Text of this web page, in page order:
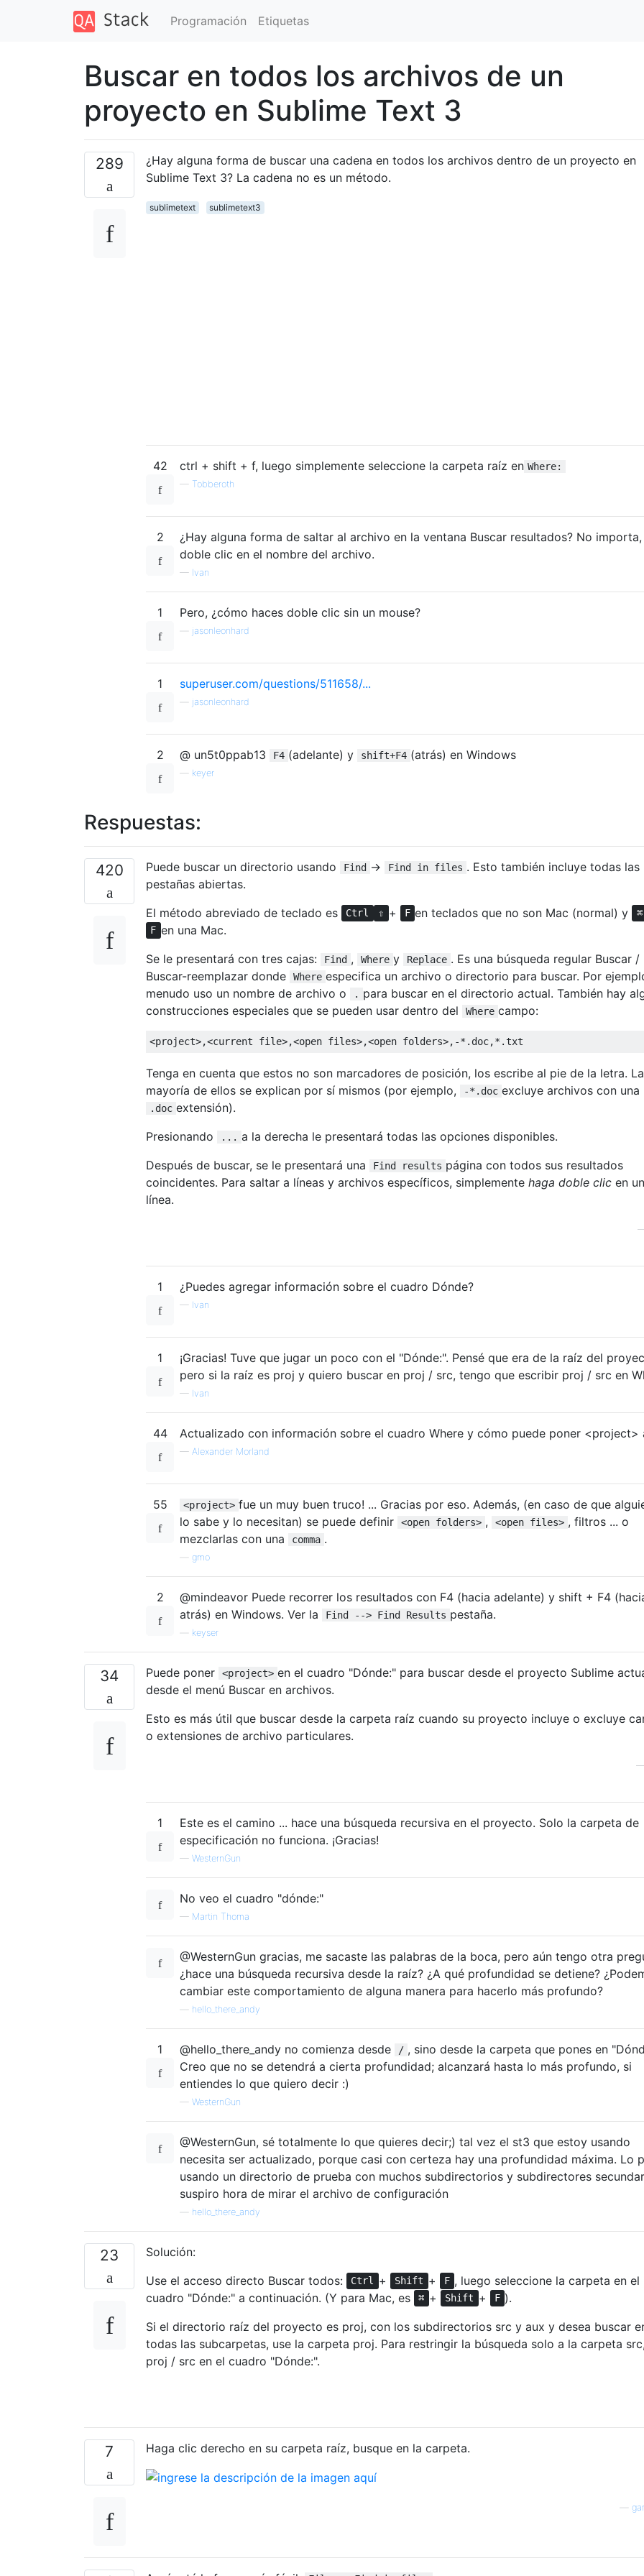
Programación Etiquetas
Buscar en todos los archivos de un
proyecto en Sublime Text 3
289
¿Hay alguna forma de buscar una cadena en todos los archivos dentro de un proyecto en
Sublime Text 3? La cadena no es un método.
sublimetext sublimetext3
42 ctrl + shift + f, luego simplemente seleccione la carpeta raíz en Where:
— Tobberoth
2
¿Hay alguna forma de saltar al archivo en la ventana Buscar resultados? No
doble clic en el nombre del archivo.
— Ivan
1 Pero, ¿cómo haces doble clic sin un mouse?
jasonleonhard
1 superuser.com/questions/511658/...
jasonleonhard
2 @ un5t0ppab13 F4 (adelante) y shift+F4 (atrás) en Windows
keyer
Respuestas:
420 Puede buscar un directorio usando Find → Find in files . Esto también incluye todas las
pestañas abiertas.
El método abreviado de teclado es
Ctrl ⇧ + F en teclados que no son Mac (normal) y
⌘
F en una Mac.
Se le presentará con tres cajas:
Find , Where y Replace . Es una búsqueda regular Buscar /
Buscar-reemplazar donde
Where especifica un archivo o directorio para buscar. Por
menudo uso un nombre de archivo o
. para buscar en el directorio actual. También hay
construcciones especiales que se pueden usar dentro del
Where campo:
Tenga en cuenta que estos no son marcadores de posición, los escribe al pie de la letra. La
mayoría de ellos se explican por sí mismos (por ejemplo,
-*.doc excluye archivos con una
.doc extensión).
Presionando
... a la derecha le presentará todas las opciones disponibles.
Después de buscar, se le presentará una
Find results página con todos sus resultados
coincidentes. Para saltar a líneas y archivos específicos, simplemente haga doble clic en
línea.
1 ¿Puedes agregar información sobre el cuadro Dónde?
— Ivan
1
¡Gracias! Tuve que jugar un poco con el "Dónde:". Pensé que era de la raíz del
pero si la raíz es proj y quiero buscar en proj / src, tengo que escribir proj / src en
— Ivan
44 Actualizado con información sobre el cuadro Where y cómo puede poner <project>
— Alexander Morland
55 <project> fue un muy buen truco! ... Gracias por eso. Además, (en caso de que
lo sabe y lo necesitan) se puede definir
<open folders> , <open files> , filtros ... o
mezclarlas con una
comma .
gmo
2
@mindeavor Puede recorrer los resultados con F4 (hacia adelante) y shift + F4
atrás) en Windows. Ver la
Find --> Find Results pestaña.
keyser
34 Puede poner <project> en el cuadro "Dónde:" para buscar desde el proyecto Sublime
desde el menú Buscar en archivos.
Esto es más útil que buscar desde la carpeta raíz cuando su proyecto incluye o excluye
o extensiones de archivo particulares.
1
Este es el camino ... hace una búsqueda recursiva en el proyecto. Solo la carpeta de
especificación no funciona. ¡Gracias!
— WesternGun
No veo el cuadro "dónde:"
— Martin Thoma
@WesternGun gracias, me sacaste las palabras de la boca, pero aún tengo otra
¿hace una búsqueda recursiva desde la raíz? ¿A qué profundidad se detiene?
cambiar este comportamiento de alguna manera para hacerlo más profundo?
hello_there_andy
1 @hello_there_andy no comienza desde / , sino desde la carpeta que pones en
Creo que no se detendrá a cierta profundidad; alcanzará hasta lo más profundo, si
entiendes lo que quiero decir :)
— WesternGun
@WesternGun, sé totalmente lo que quieres decir;) tal vez el st3 que estoy usando
necesita ser actualizado, porque casi con certeza hay una profundidad máxima. Lo
usando un directorio de prueba con muchos subdirectorios y subdirectores
suspiro hora de mirar el archivo de configuración
hello_there_andy
23
Solución:
Use el acceso directo Buscar todos:
Ctrl + Shift + F , luego seleccione la carpeta en el
cuadro "Dónde:" a continuación. (Y para Mac, es
⌘ + Shift + F ).
Si el directorio raíz del proyecto es proj, con los subdirectorios src y aux y desea buscar
todas las subcarpetas, use la carpeta proj. Para restringir la búsqueda solo a la carpeta
proj / src en el cuadro "Dónde:".
7 Haga clic derecho en su carpeta raíz, busque en la carpeta.